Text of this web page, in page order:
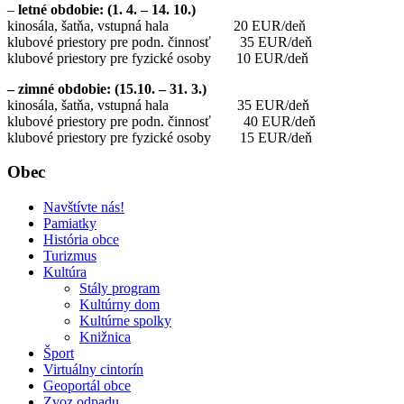
– letné obdobie: (1. 4. – 14. 10.)
kinosála, šatňa, vstupná hala 20 EUR/deň
klubové priestory pre podn. činnosť 35 EUR/deň
klubové priestory pre fyzické osoby 10 EUR/deň
– zimné obdobie: (15.10. – 31. 3.)
kinosála, šatňa, vstupná hala 35 EUR/deň
klubové priestory pre podn. činnosť 40 EUR/deň
klubové priestory pre fyzické osoby 15 EUR/deň
Obec
Navštívte nás!
Pamiatky
História obce
Turizmus
Kultúra
Stály program
Kultúrny dom
Kultúrne spolky
Knižnica
Šport
Virtuálny cintorín
Geoportál obce